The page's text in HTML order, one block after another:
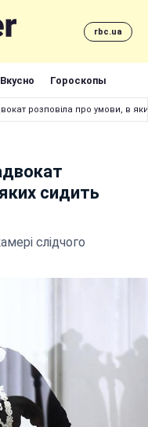
rbc.ua
Вкусно Гороскопы
розповіла про умови, в
сидить
слідчого